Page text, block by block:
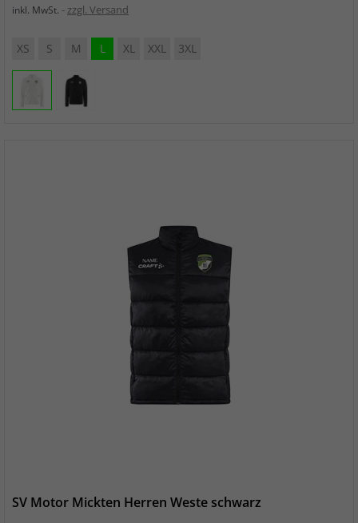
inkl. MwSt. zzgl. Versand
XS S M L XL XXL 3XL
SV Motor Mickten Herren Weste schwarz